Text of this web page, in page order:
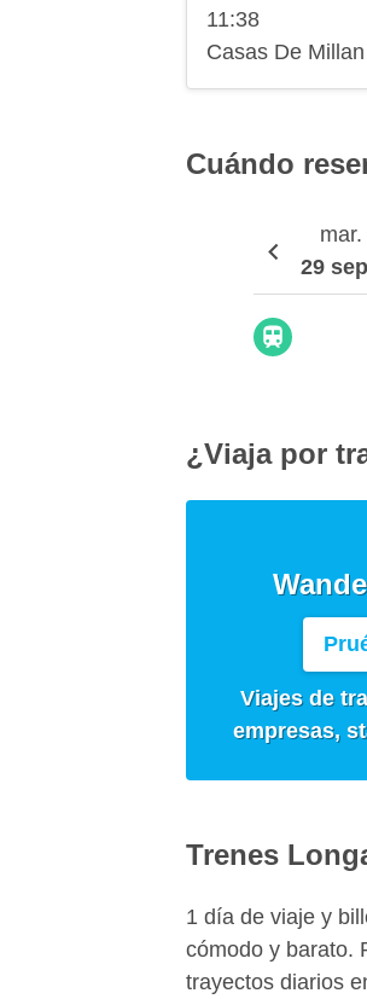
11:38
Casas De Millan
Cuándo
mar.
29
¿Viaja por
Viajes de
empresas,
Trenes
1 día de viaje y
cómodo y barato.
trayectos diarios